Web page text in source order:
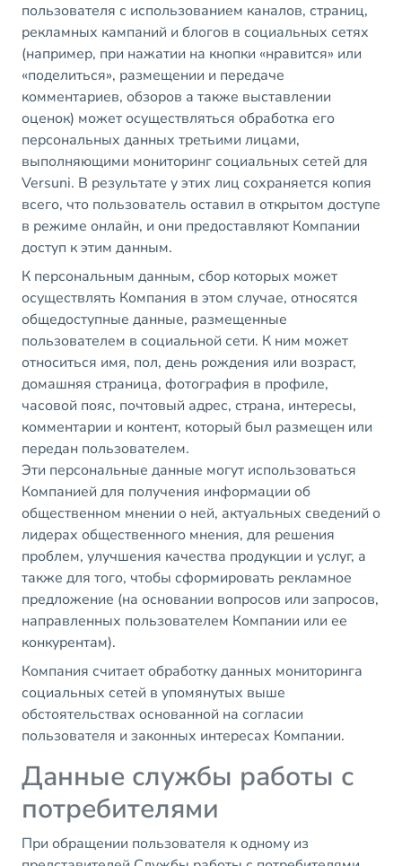
пользователя с использованием каналов, страниц,
рекламных кампаний и блогов в социальных сетях
(например, при нажатии на кнопки «нравится» или
«поделиться», размещении и передаче
комментариев, обзоров а также выставлении
оценок) может осуществляться обработка его
персональных данных третьими лицами,
выполняющими мониторинг социальных сетей для
Versuni. В результате у этих лиц сохраняется копия
всего, что пользователь оставил в открытом доступе
в режиме онлайн, и они предоставляют Компании
доступ к этим данным.
К персональным данным, сбор которых может
осуществлять Компания в этом случае, относятся
общедоступные данные, размещенные
пользователем в социальной сети. К ним может
относиться имя, пол, день рождения или возраст,
домашняя страница, фотография в профиле,
часовой пояс, почтовый адрес, страна, интересы,
комментарии и контент, который был размещен или
передан пользователем.
Эти персональные данные могут использоваться
Компанией для получения информации об
общественном мнении о ней, актуальных сведений о
лидерах общественного мнения, для решения
проблем, улучшения качества продукции и услуг, а
также для того, чтобы сформировать рекламное
предложение (на основании вопросов или запросов,
направленных пользователем Компании или ее
конкурентам).
Компания считает обработку данных мониторинга
социальных сетей в упомянутых выше
обстоятельствах основанной на согласии
пользователя и законных интересах Компании.
Данные службы работы с
потребителями
При обращении пользователя к одному из